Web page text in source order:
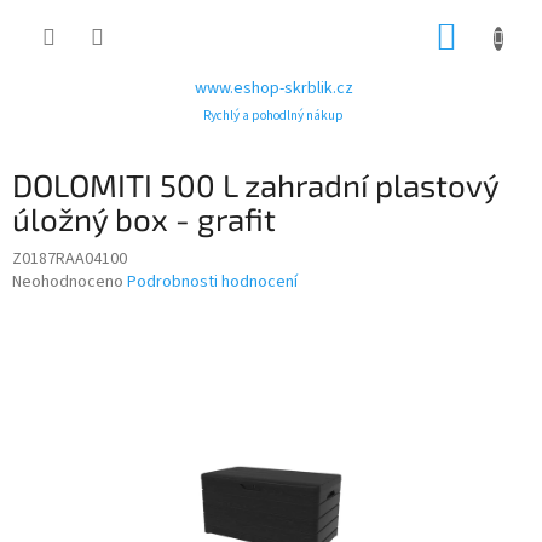
www.eshop-skrblik.cz
Rychlý a pohodlný nákup
DOLOMITI 500 L zahradní plastový
úložný box - grafit
Z0187RAA04100
Průměrné
Neohodnoceno Podrobnosti hodnocení